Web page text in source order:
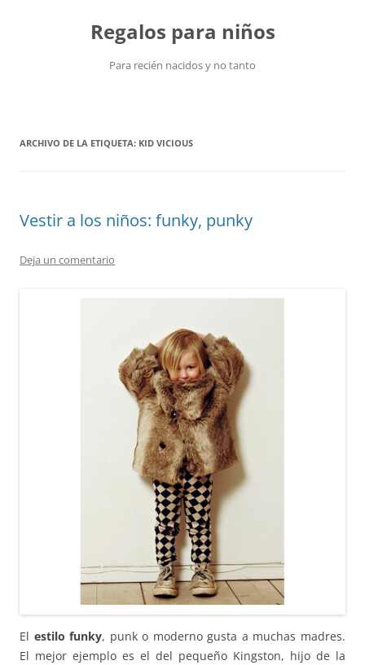
Regalos para niños
Para recién nacidos y no tanto
ARCHIVO DE LA ETIQUETA: KID VICIOUS
Vestir a los niños: funky, punky
Deja un comentario
El estilo funky, punk o moderno gusta a muchas madres.
El mejor ejemplo es el del pequeño Kingston, hijo de la